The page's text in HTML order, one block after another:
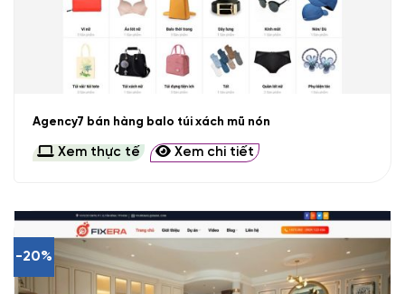
Agency7 bán hàng balo túi xách mũ nón
Xem thực tế Xem chi tiết
-20%